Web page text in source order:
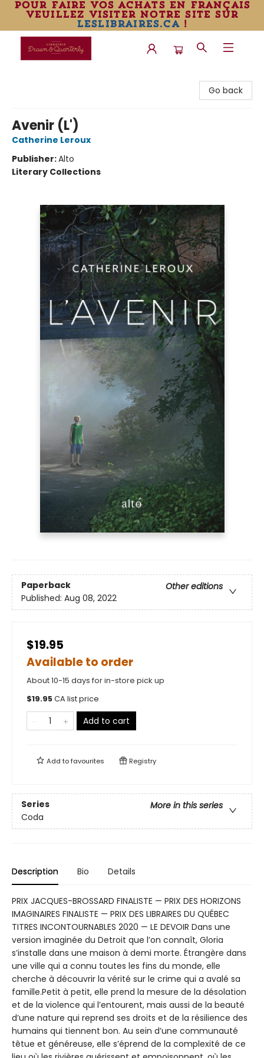
pour faire vos achats en français
veuillez visiter notre site sur
leslibraires.ca!
Go back
Avenir (L')
Catherine Leroux
Publisher:Alto
Literary Collections
Paperback
Other editions
Published: Aug 08, 2022
$19.95
Available to order
About 10-15 days for in-store pick up
$19.95CA list price
Add to cart
Add tofavourites Registry
Series
More in this series
Coda
Description Bio Details
PRIX JACQUES-BROSSARD FINALISTE — PRIX DES HORIZONS
IMAGINAIRES FINALISTE — PRIX DES LIBRAIRES DU QUÉBEC
TITRES INCONTOURNABLES 2020 — LE DEVOIR Dans une
version imaginée du Detroit que l’on connaît, Gloria
s’installe dans une maison à demi morte. Étrangère dans
une ville qui a connu toutes les fins du monde, elle
cherche à découvrir la vérité sur le crime qui a avalé sa
famille.Petit à petit, elle prend la mesure de la désolation
et de la violence qui l’entourent, mais aussi de la beauté
d’une nature qui reprend ses droits et de la résilience des
humains qui tiennent bon. Au sein d’une communauté
têtue et généreuse, elle s’éprend de la complexité de ce